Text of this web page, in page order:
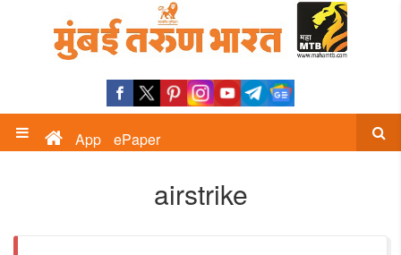
App ePaper
airstrike